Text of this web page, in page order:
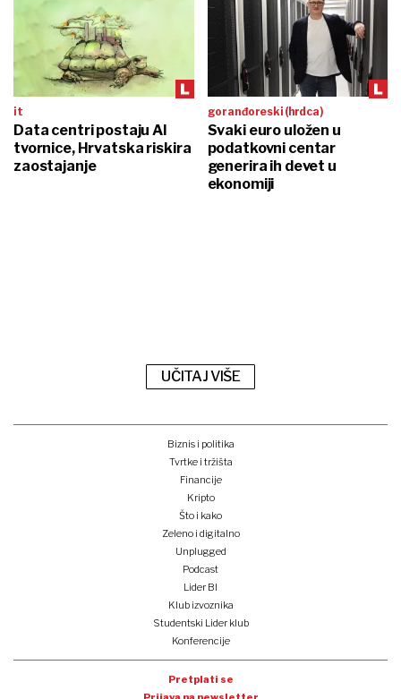
it
Data centri postaju AI
tvornice, Hrvatska riskira
zaostajanje
goran đoreski (hrdca)
Svaki euro uložen u
podatkovni centar
generira ih devet u
ekonomiji
UČITAJ VIŠE
Biznis i politika
Tvrtke i tržišta
Financije
Kripto
Što i kako
Zeleno i digitalno
Unplugged
Podcast
Lider BI
Klub izvoznika
Studentski Lider klub
Konferencije
Pretplati se